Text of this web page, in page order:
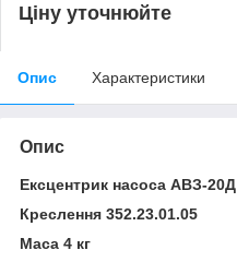
Ціну уточнюйте
Опис Характеристики
Опис
Ексцентрик насоса АВЗ-20Д
Креслення 352.23.01.05
Маса 4 кг